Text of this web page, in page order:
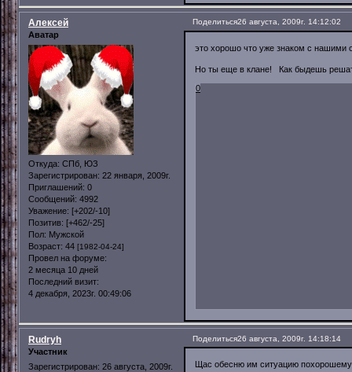
Поделиться26 августа, 2009г. 14:12:02
Алексей
Аватар
Откуда: СПб, ЮЗ
Зарегистрирован: 22 января, 2009г.
Приглашений: 0
Сообщений: 4992
Уважение: [+202/-10]
Позитив: [+462/-25]
Пол: Мужской
Возраст: 44 [1982-04-24]
Провел на форуме:
2 месяца 10 дней
Последний визит:
4 декабря, 2023г. 00:49:06
это хорошо что уже знаком с нашими
Но ты еще в клане! Как быдешь
0
Поделиться26 августа, 2009г. 14:18:14
Rudryh
Участник
Зарегистрирован: 26 августа, 2009г.
Щас обесню им ситуацию